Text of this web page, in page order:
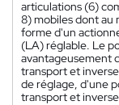
articulations (6)
8) mobiles dont au
forme d'un
(LA) réglable. Le
avantageusement
transport et
de réglage, d'une
transport et